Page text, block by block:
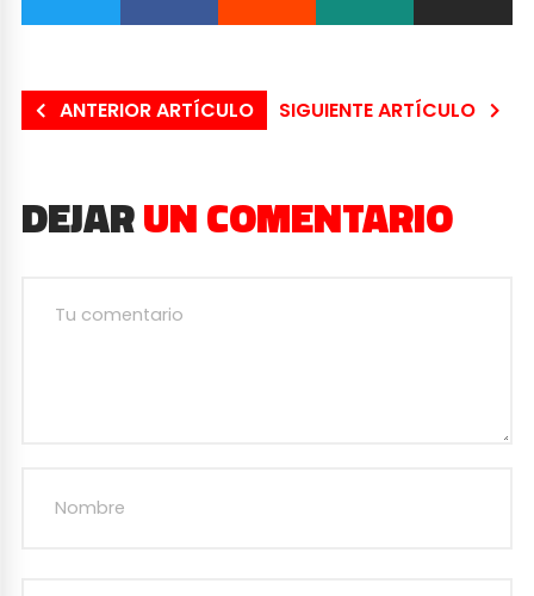
ANTERIOR ARTÍCULO SIGUIENTE ARTÍCULO
DEJARUN COMENTARIO